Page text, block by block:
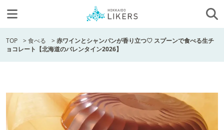
TOP >食べる >赤ワインとシャンパンが香り立つ♡ スプーンで食べる生チ
ョコレート【北海道のバレンタイン2026】